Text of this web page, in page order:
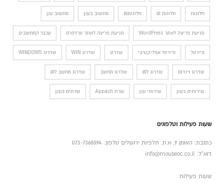
חלונות חלונות 10 חלונות10 מחשוב בענן מחשוב ענן
מניעת פריצה לאתר WordPress מניעת פריצה לאתר וורדפרס עכבר המחשבים
פיירוול פיירוול אפליקטיבי שדרוג שדרוג WIN שדרוג WINDOWS
שדרוג וינדוס שדרוג ל10 שדרוג מחשב שדרוג מחשב ל10
שירותים בענן שירותי ענן שרת Appach שרתים בענן
שעות פעילות וטלפונים
כתובת: האומן 9, א.ת. תלפיות ירושלים טלפון: 073-7368094
דוא"ל: info@mouseoc.co.il
שעות פעילות